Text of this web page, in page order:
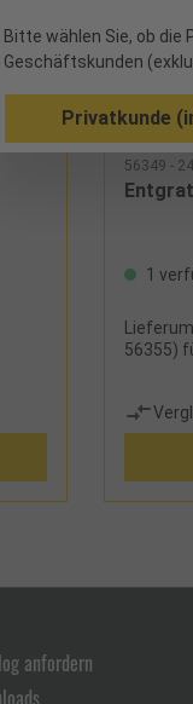
56349 -
1
56355)
anfordern
Bitte wählen Sie, ob
Geschäftskunden
Privatkunde